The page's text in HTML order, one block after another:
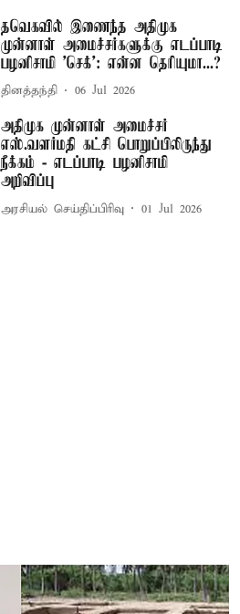
தவெகவில் இணைந்த அதிமுக
முன்னாள் அமைச்சர்களுக்கு எடப்பாடி
பழனிசாமி 'செக்': என்ன தெரியுமா...?
தினத்தந்தி 06 Jul 2026
அதிமுக முன்னாள் அமைச்சர்
எஸ்.வளர்மதி கட்சி பொறுப்பிலிருந்து
நீக்கம் - எடப்பாடி பழனிசாமி
அறிவிப்பு
அரசியல் செய்திப்பிரிவு 01 Jul 2026